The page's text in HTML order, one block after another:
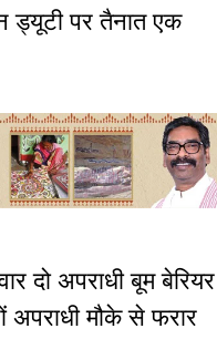
ड्यूटी पर तैनात एक
दो अपराधी बूम बेरियर
अपराधी मौके से फरार